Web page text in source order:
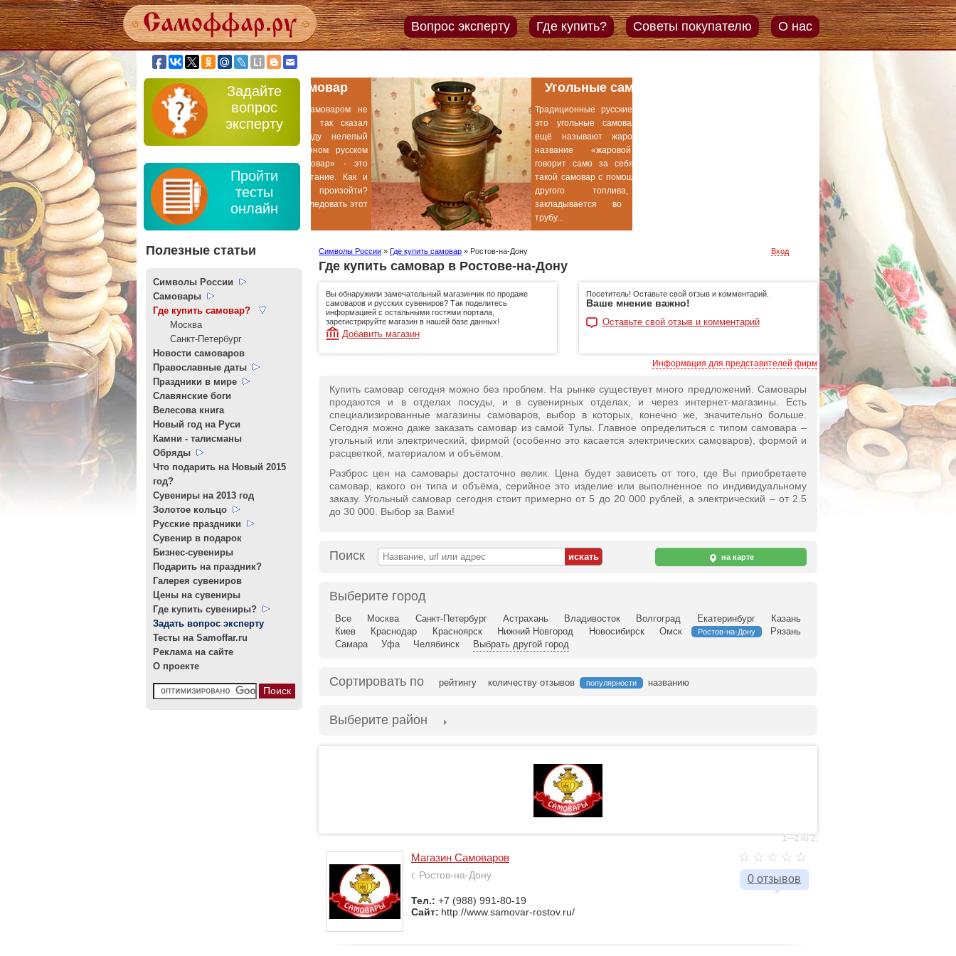
Вопрос эксперту Где купить? Советы покупателю О нас
Задайте
вопрос
эксперту
Пройти
тесты
онлайн
Угольные самовары
Традиционные русские самовары -
это угольные самовары, которые
ещё называют жаровыми. Само
название «жаровой самовар»
говорит само за себя - работает
такой самовар с помощью углей или
другого топлива, которое
закладывается во внутреннюю
трубу...
Полезные статьи
Символы России
Самовары
Где купить самовар?
Москва
Санкт-Петербург
Новости самоваров
Православные даты
Праздники в мире
Славянские боги
Велесова книга
Новый год на Руси
Камни - талисманы
Обряды
Что подарить на Новый 2015
год?
Cувениры на 2013 год
Золотое кольцо
Русские праздники
Сувенир в подарок
Бизнес-сувениры
Подарить на праздник?
Галерея сувениров
Цены на сувениры
Где купить сувениры?
Задать вопрос эксперту
Тесты на Samoffar.ru
Реклама на сайте
О проекте
Символы России » Где купить самовар » Ростов-на-Дону Вход
Где купить самовар в Ростове-на-Дону
Вы обнаружили замечательный магазинчик по продаже
самоваров и русских сувениров? Так поделитесь
информацией с остальными гостями портала,
зарегистрируйте магазин в нашей базе данных!
Добавить магазин
Посетитель! Оставьте свой отзыв и комментарий.
Ваше мнение важно!
Оставьте свой отзыв и комментарий
Информация для представителей фирм
Купить самовар сегодня можно без проблем. На рынке существует много предложений. Самовары
продаются и в отделах посуды, и в сувенирных отделах, и через интернет-магазины. Есть
специализированные магазины самоваров, выбор в которых, конечно же, значительно больше.
Сегодня можно даже заказать самовар из самой Тулы. Главное определиться с типом самовара –
угольный или электрический, фирмой (особенно это касается электрических самоваров), формой и
расцветкой, материалом и объёмом.
Разброс цен на самовары достаточно велик. Цена будет зависеть от того, где Вы приобретаете
самовар, какого он типа и объёма, серийное это изделие или выполненное по индивидуальному
заказу. Угольный самовар сегодня стоит примерно от 5 до 20 000 рублей, а электрический – от 2.5
до 30 000. Выбор за Вами!
Поиск на карте
Выберите город
Все Москва Санкт-Петербург Астрахань Владивосток Волгоград Екатеринбург
Казань
Киев
Краснодар Красноярск Нижний Новгород Новосибирск Омск Ростов-на-Дону
Рязань
Самара
Уфа Челябинск Выбрать другой город
Сортировать по рейтингу количеству отзывов популярности названию
Выберите район
1—2 из 2.
0 отзывов
Магазин Самоваров
г. Ростов-на-Дону
Тел.: +7 (988) 991-80-19
Сайт: http://www.samovar-rostov.ru/